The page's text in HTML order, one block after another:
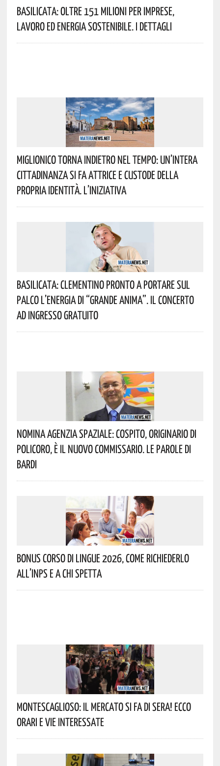
Basilicata: Oltre 151 Milioni Per Imprese,
Lavoro Ed Energia Sostenibile. I Dettagli
Miglionico Torna Indietro Nel Tempo: Un’intera
Cittadinanza Si Fa Attrice E Custode Della
Propria Identità. L’iniziativa
Basilicata: Clementino Pronto A Portare Sul
Palco L’energia Di “Grande Anima”. Il Concerto
Ad Ingresso Gratuito
Nomina Agenzia Spaziale: Cospito, Originario Di
Policoro, È Il Nuovo Commissario. Le Parole Di
Bardi
Bonus Corso Di Lingue 2026, Come Richiederlo
All’INPS E A Chi Spetta
Montescaglioso: Il Mercato Si Fa Di Sera! Ecco
Orari E Vie Interessate